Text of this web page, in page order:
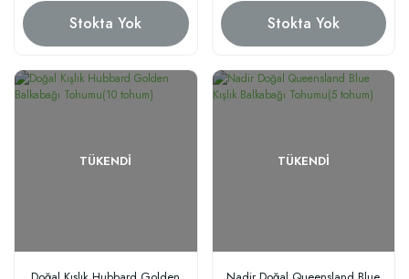
Stokta Yok Stokta Yok
TÜKENDI TÜKENDI